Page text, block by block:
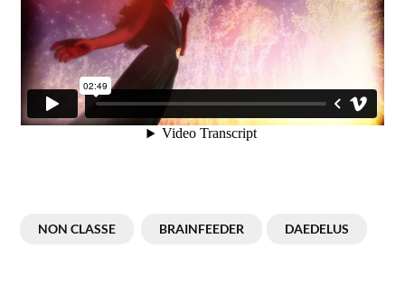
NON CLASSE BRAINFEEDER DAEDELUS